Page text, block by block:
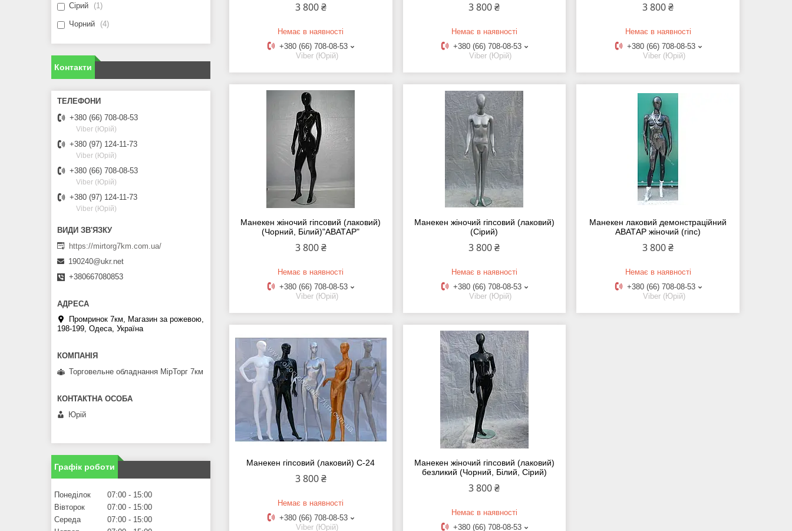
3 800 ₴
Немає в наявності
+380 (66) 708-08-53
Viber (Юрій)
3 800 ₴
Немає в наявності
+380 (66) 708-08-53
Viber (Юрій)
3 800 ₴
Немає в наявності
+380 (66) 708-08-53
Viber (Юрій)
Манекен жіночий гіпсовий (лаковий)
(Чорний, Білий)"АВАТАР"
3 800 ₴
Немає в наявності
+380 (66) 708-08-53
Viber (Юрій)
Манекен жіночий гіпсовий (лаковий)
(Сірий)
3 800 ₴
Немає в наявності
+380 (66) 708-08-53
Viber (Юрій)
Манекен лаковий демонстраційний
АВАТАР жіночий (гіпс)
3 800 ₴
Немає в наявності
+380 (66) 708-08-53
Viber (Юрій)
Манекен гіпсовий (лаковий) C-24
3 800 ₴
Немає в наявності
+380 (66) 708-08-53
Viber (Юрій)
Манекен жіночий гіпсовий (лаковий)
безликий (Чорний, Білий, Сірий)
3 800 ₴
Немає в наявності
+380 (66) 708-08-53
Сірий 1
Чорний 4
Контакти
+380 (66) 708-08-53
Viber (Юрій)
+380 (97) 124-11-73
Viber (Юрій)
+380 (66) 708-08-53
Viber (Юрій)
+380 (97) 124-11-73
Viber (Юрій)
https://mirtorg7km.com.ua/
190240@ukr.net
+380667080853
Промринок 7км, Магазин за рожевою,
198-199, Одеса, Україна
Торговельне обладнання МірТорг 7км
Юрій
Графік роботи
Понеділок 07:00
15:00
Вівторок
07:00
15:00
Середа
07:00
15:00